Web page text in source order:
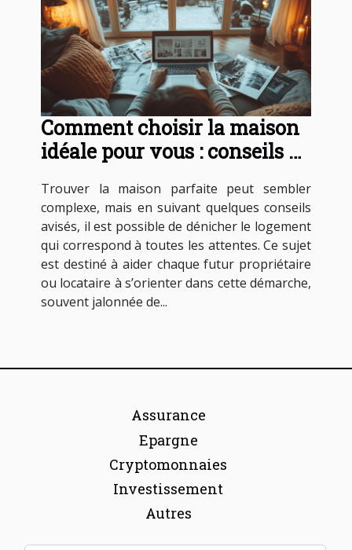
Comment choisir la maison
idéale pour vous : conseils et
Trouver la maison parfaite peut sembler
complexe, mais en suivant quelques conseils
avisés, il est possible de dénicher le logement
qui correspond à toutes les attentes. Ce sujet
est destiné à aider chaque futur propriétaire
ou locataire à s’orienter dans cette démarche,
souvent jalonnée de...
Assurance
Epargne
Cryptomonnaies
Investissement
Autres